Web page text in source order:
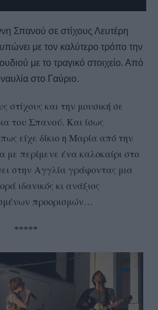
Σπανού σε στίχους Λευτέρη
με τον καλύτερο τρόπο την
με το τραγικό στοιχείο. Από
στο Γαύριο.
στίχους και την μουσική σε
του Σπανού. Και ίσως
είχε δίκιο η Μαρία από την
με περίμενε ένα καλοκαίρι στο
στην Αγγλία γράφοντας μια
ιδανικός κι ανάξιος
προορισμών…
*****